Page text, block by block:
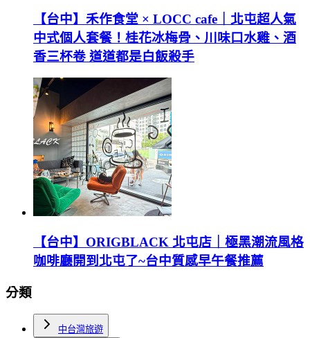
【台中】禾作食堂 × LOCC cafe｜北屯超人氣
中式個人套餐！桂花冰梅骨、川味口水雞、酒
香三杯卷 道道都是白飯殺手
【台中】ORIGBLACK 北屯店｜極黑潮流風格
咖啡廳開到北屯了~台中質感早午餐推薦
分類
中台灣旅遊